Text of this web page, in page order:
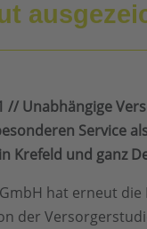
// Unabhängige
Service
Krefeld und ganz
GmbH hat erneut
der